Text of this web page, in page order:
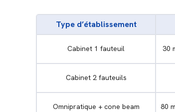
Type d’établissement
Cabinet 1 fauteuil 30
Cabinet 2 fauteuils
Omnipratique + cone beam 80